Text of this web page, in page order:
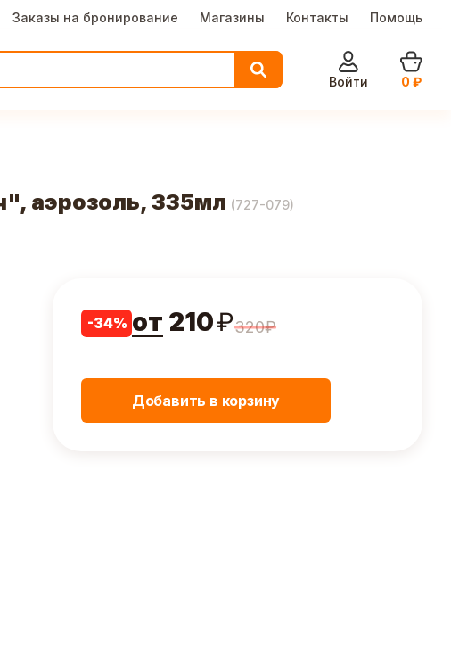
Заказы на бронирование Магазины Контакты Помощь
Войти
0 ₽
аэрозоль, 335мл (727-079)
-34% от 210₽320₽
Добавить в корзину